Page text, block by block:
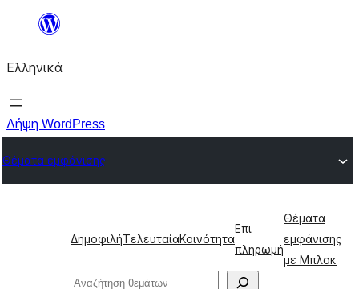
Μετάβαση
περιεχόμενο
Ελληνικά
Λήψη WordPress
Θέματα εμφάνισης
ΔημοφιλήΤελευταίαΚοινότητα
Επι
πληρωμή
Θέματα
εμφάνισης
με Μπλοκ
Αναζήτηση